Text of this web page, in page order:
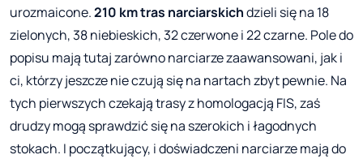
urozmaicone.210 kmtras narciarskichdzieli się na 18
zielonych, 38 niebieskich, 32 czerwone i 22 czarne. Pole do
popisu mają tutaj zarówno narciarze zaawansowani, jak i
ci, którzy jeszcze nie czują się na nartach zbyt pewnie. Na
tych pierwszych czekają trasy z homologacją FIS, zaś
drudzy mogą sprawdzić się na szerokich i łagodnych
stokach. I początkujący, i doświadczeni narciarze mają do